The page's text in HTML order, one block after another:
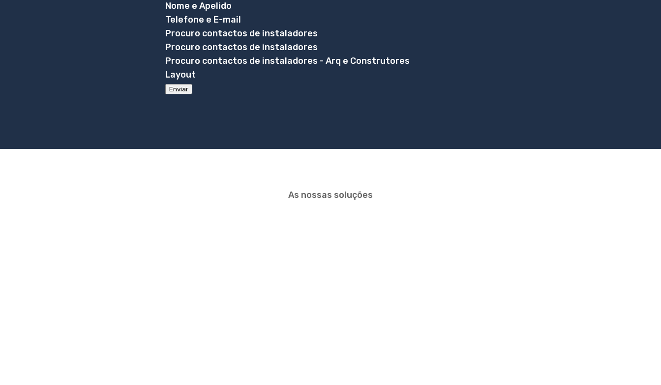
Nome e Apelido
Telefone e E-mail
Procuro contactos de instaladores
Procuro contactos de instaladores
Procuro contactos de instaladores - Arq e Construtores
Layout
Enviar
As nossas soluções